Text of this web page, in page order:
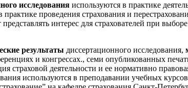
исследования используются в практике
практике проведения страхования и
представлять интерес для страхователей при
результаты диссертационного исследования,
и конгрессах., семи опубликованных
страховой деятельности и ее нормативно
используются в преподавании учебных